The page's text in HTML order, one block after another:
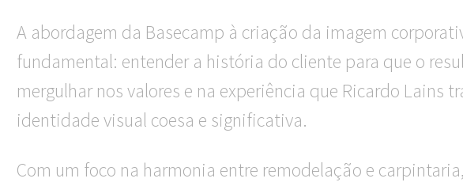
A abordagem da Basecamp à criação da imagem
fundamental: entender a história do cliente para que o
mergulhar nos valores e na experiência que Ricardo Lains
identidade visual coesa e significativa.
Com um foco na harmonia entre remodelação e